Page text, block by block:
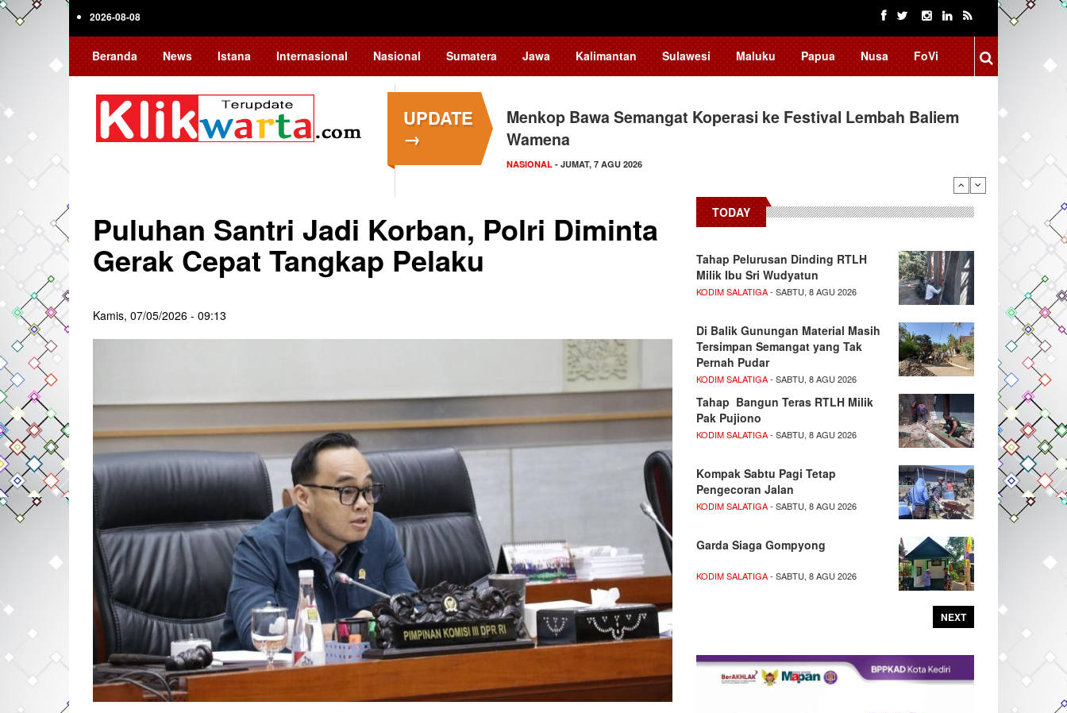
Skip
2026-08-08
Beranda News Istana Internasional Nasional Sumatera Jawa Kalimantan Sulawesi Maluku Papua Nusa FoVi
UPDATE
→
Menkop Bawa Semangat Koperasi ke Festival Lembah Baliem
Wamena
NASIONAL - JUMAT, 7 AGU 2026
Tingkatkan Daya Saing Indonesia, BRIN Fokus Kembangkan
Teknologi…
NASIONAL - JUMAT, 7 AGU 2026
Puluhan Santri Jadi Korban, Polri Diminta
Gerak Cepat Tangkap Pelaku
Kamis, 07/05/2026 - 09:13
TODAY
Tahap Pelurusan Dinding RTLH
Milik Ibu Sri Wudyatun
KODIM SALATIGA- SABTU, 8 AGU 2026
Di Balik Gunungan Material Masih
Tersimpan Semangat yang Tak
Pernah Pudar
KODIM SALATIGA- SABTU, 8 AGU 2026
Tahap Bangun Teras RTLH Milik
Pak Pujiono
KODIM SALATIGA- SABTU, 8 AGU 2026
Kompak Sabtu Pagi Tetap
Pengecoran Jalan
KODIM SALATIGA- SABTU, 8 AGU 2026
Garda Siaga Gompyong
KODIM SALATIGA- SABTU, 8 AGU 2026
NEXT